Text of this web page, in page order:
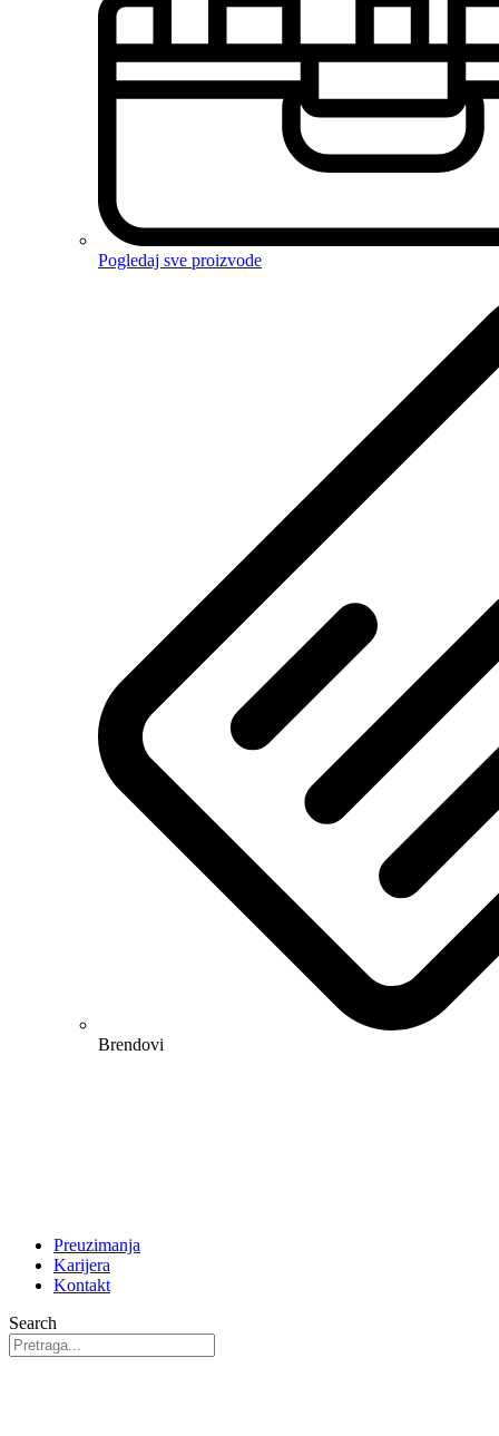
Pogledaj sve proizvode
Brendovi
Preuzimanja
Karijera
Kontakt
Search